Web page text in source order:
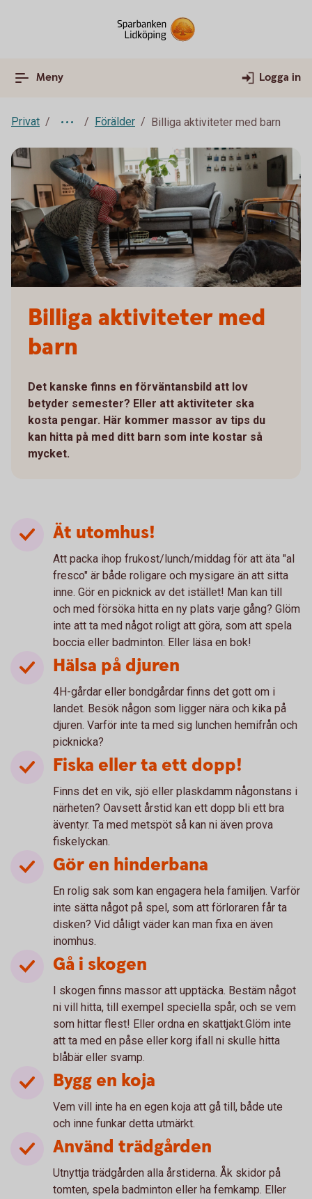
Meny Logga in
Privat Förälder Billiga aktiviteter med barn
Billiga aktiviteter med
barn
Det kanske finns en förväntansbild att lov
betyder semester? Eller att aktiviteter ska
kosta pengar. Här kommer massor av tips du
kan hitta på med ditt barn som inte kostar så
mycket.
Ät utomhus!
Att packa ihop frukost/lunch/middag för att äta "al
fresco" är både roligare och mysigare än att sitta
inne. Gör en picknick av det istället! Man kan till
och med försöka hitta en ny plats varje gång? Glöm
inte att ta med något roligt att göra, som att spela
boccia eller badminton. Eller läsa en bok!
Hälsa på djuren
4H-gårdar eller bondgårdar finns det gott om i
landet. Besök någon som ligger nära och kika på
djuren. Varför inte ta med sig lunchen hemifrån och
picknicka?
Fiska eller ta ett dopp!
Finns det en vik, sjö eller plaskdamm någonstans i
närheten? Oavsett årstid kan ett dopp bli ett bra
äventyr. Ta med metspöt så kan ni även prova
fiskelyckan.
Gör en hinderbana
En rolig sak som kan engagera hela familjen. Varför
inte sätta något på spel, som att förloraren får ta
disken? Vid dåligt väder kan man fixa en även
inomhus.
Gå i skogen
I skogen finns massor att upptäcka. Bestäm något
ni vill hitta, till exempel speciella spår, och se vem
som hittar flest! Eller ordna en skattjakt.Glöm inte
att ta med en påse eller korg ifall ni skulle hitta
blåbär eller svamp.
Bygg en koja
Vem vill inte ha en egen koja att gå till, både ute
och inne funkar detta utmärkt.
Använd trädgården
Utnyttja trädgården alla årstiderna. Åk skidor på
tomten, spela badminton eller ha femkamp. Eller